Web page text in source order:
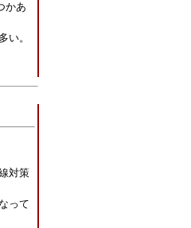
かあ
い。
対策
って